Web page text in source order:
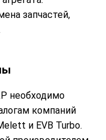
запчастей,
необходимо
компаний
и EVB Turbo.